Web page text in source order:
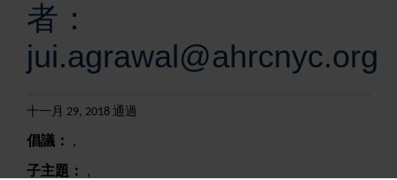
者：
jui.agrawal@ahrcnyc.org
十一月 29, 2018 通過
倡議： ,
子主題： ,